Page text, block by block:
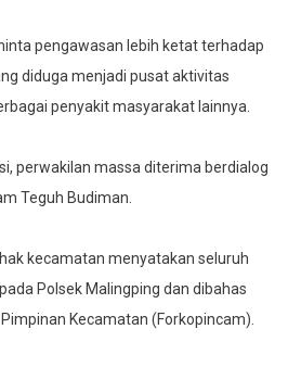
pengawasan lebih ketat terhadap
diduga menjadi pusat aktivitas
penyakit masyarakat lainnya.
perwakilan massa diterima berdialog
Teguh Budiman.
kecamatan menyatakan seluruh
Polsek Malingping dan dibahas
Kecamatan (Forkopincam).